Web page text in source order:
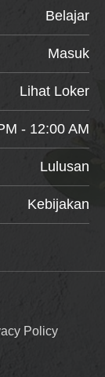
Belajar
Masuk
Lihat Loker
- 12:00 AM
Lulusan
Kebijakan
Policy